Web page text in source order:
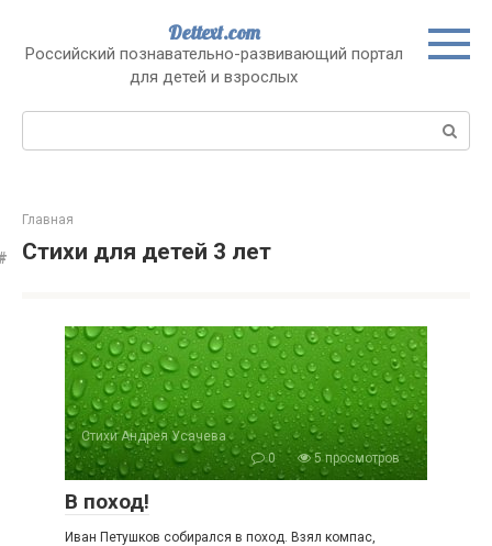
контенту
Dettext.com
Российский познавательно-развивающий портал
для детей и взрослых
Поиск:
Главная
Стихи для детей 3 лет
Стихи Андрея Усачева
0
5 просмотров
В поход!
Иван Петушков собирался в поход. Взял компас,